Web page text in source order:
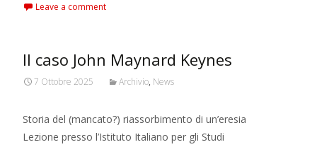
Leave a comment
Il caso John Maynard Keynes
7 Ottobre 2025 Archivio, News
Storia del (mancato?) riassorbimento di un’eresia
Lezione presso l’Istituto Italiano per gli Studi